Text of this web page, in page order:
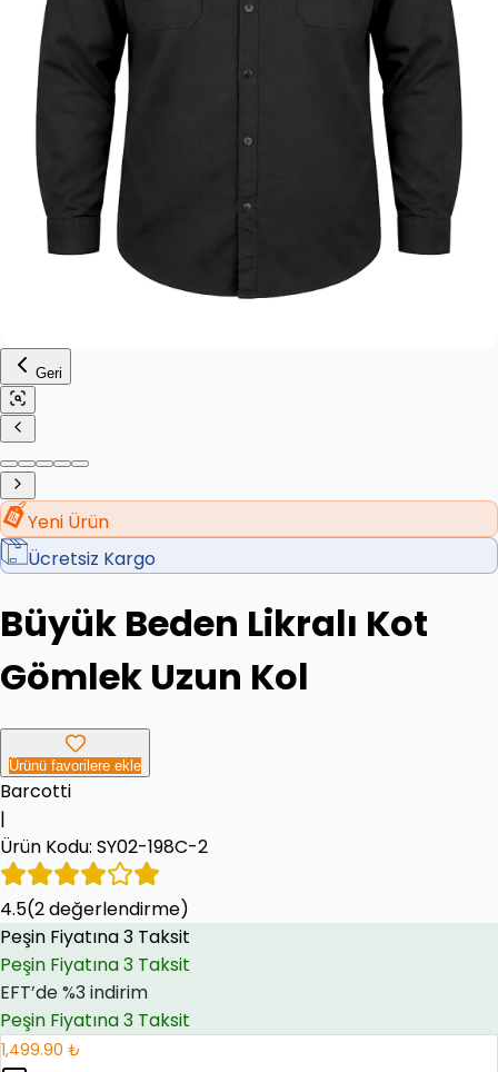
Geri
Yeni Ürün
Ücretsiz Kargo
Büyük Beden Likralı Kot
Gömlek Uzun Kol
Ürünü favorilere ekle
Barcotti
|
Ürün Kodu: SY02-198C-2
4.5(2değerlendirme)
EFT’de %3 indirim
Peşin Fiyatına 3 Taksit
EFT’de %3 indirim
Peşin Fiyatına 3 Taksit
1,499.90 ₺